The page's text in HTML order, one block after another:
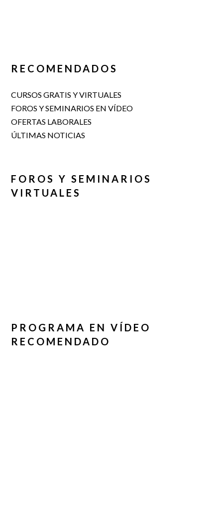
RECOMENDADOS
CURSOS GRATIS Y VIRTUALES
FOROS Y SEMINARIOS EN VÍDEO
OFERTAS LABORALES
ÚLTIMAS NOTICIAS
FOROS Y SEMINARIOS
VIRTUALES
PROGRAMA EN VÍDEO
RECOMENDADO